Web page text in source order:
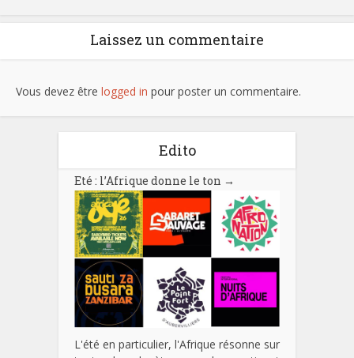
Laissez un commentaire
Vous devez être logged in pour poster un commentaire.
Edito
Eté : l’Afrique donne le ton →
L'été en particulier, l'Afrique résonne sur